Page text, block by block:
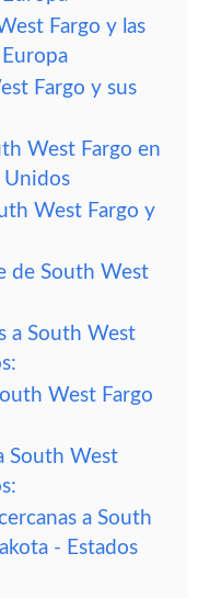
Fargo y las
Fargo y sus
West Fargo en
Unidos
West Fargo y
de South West
a South West
West Fargo
South West
a South
- Estados